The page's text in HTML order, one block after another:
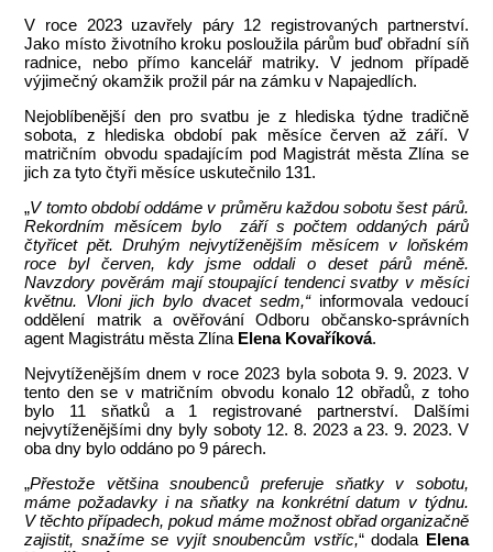
V roce 2023 uzavřely páry 12 registrovaných partnerství.
Jako místo životního kroku posloužila párům buď obřadní síň
radnice, nebo přímo kancelář matriky. V jednom případě
výjimečný okamžik prožil pár na zámku v Napajedlích.
Nejoblíbenější den pro svatbu je z hlediska týdne tradičně
sobota, z hlediska období pak měsíce červen až září. V
matričním obvodu spadajícím pod Magistrát města Zlína se
jich za tyto čtyři měsíce uskutečnilo 131.
„V tomto období oddáme v průměru každou sobotu šest párů.
Rekordním měsícem bylo září s počtem oddaných párů
čtyřicet pět. Druhým nejvytíženějším měsícem v loňském
roce byl červen, kdy jsme oddali o deset párů méně.
Navzdory pověrám mají stoupající tendenci svatby v měsíci
květnu. Vloni jich bylo dvacet sedm,“ informovala vedoucí
oddělení matrik a ověřování Odboru občansko-správních
agent Magistrátu města Zlína Elena Kovaříková.
Nejvytíženějším dnem v roce 2023 byla sobota 9. 9. 2023. V
tento den se v matričním obvodu konalo 12 obřadů, z toho
bylo 11 sňatků a 1 registrované partnerství. Dalšími
nejvytíženějšími dny byly soboty 12. 8. 2023 a 23. 9. 2023. V
oba dny bylo oddáno po 9 párech.
„Přestože většina snoubenců preferuje sňatky v sobotu,
máme požadavky i na sňatky na konkrétní datum v týdnu.
V těchto případech, pokud máme možnost obřad organizačně
zajistit, snažíme se vyjít snoubencům vstříc,“ dodala Elena